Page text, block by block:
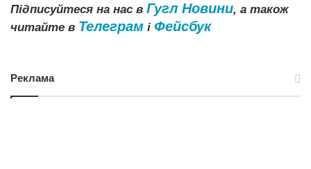
Підписуйтеся на нас в Гугл Новини, а також
читайте в Телеграм і Фейсбук
Реклама